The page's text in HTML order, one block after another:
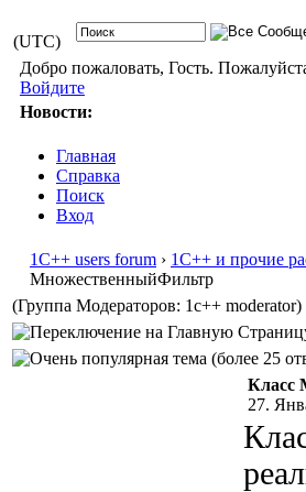
(UTC)
Добро пожаловать, Гость.
Войдите
Новости:
Главная
Справка
Поиск
Вход
1С++ users forum › 1С++ и прочие
МножественныйФильтр
(Группа Модераторов: 1c++ moderator)
Класс
27.